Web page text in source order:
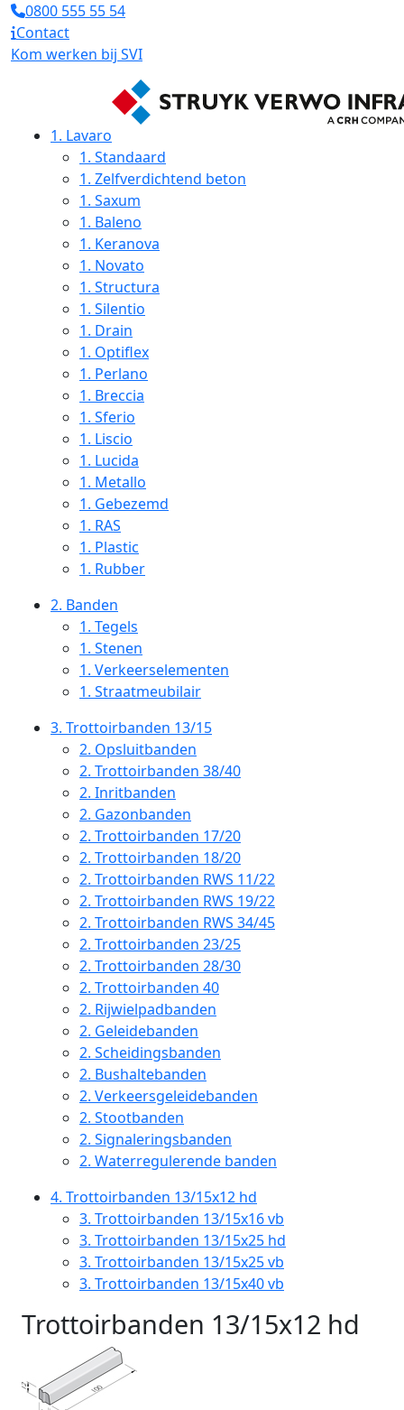
0800 555 55 54
Contact
Kom werken bij SVI
1. Lavaro
1. Standaard
1. Zelfverdichtend beton
1. Saxum
1. Baleno
1. Keranova
1. Novato
1. Structura
1. Silentio
1. Drain
1. Optiflex
1. Perlano
1. Breccia
1. Sferio
1. Liscio
1. Lucida
1. Metallo
1. Gebezemd
1. RAS
1. Plastic
1. Rubber
2. Banden
1. Tegels
1. Stenen
1. Verkeerselementen
1. Straatmeubilair
3. Trottoirbanden 13/15
2. Opsluitbanden
2. Trottoirbanden 38/40
2. Inritbanden
2. Gazonbanden
2. Trottoirbanden 17/20
2. Trottoirbanden 18/20
2. Trottoirbanden RWS 11/22
2. Trottoirbanden RWS 19/22
2. Trottoirbanden RWS 34/45
2. Trottoirbanden 23/25
2. Trottoirbanden 28/30
2. Trottoirbanden 40
2. Rijwielpadbanden
2. Geleidebanden
2. Scheidingsbanden
2. Bushaltebanden
2. Verkeersgeleidebanden
2. Stootbanden
2. Signaleringsbanden
2. Waterregulerende banden
4. Trottoirbanden 13/15x12 hd
3. Trottoirbanden 13/15x16 vb
3. Trottoirbanden 13/15x25 hd
3. Trottoirbanden 13/15x25 vb
3. Trottoirbanden 13/15x40 vb
Trottoirbanden 13/15x12 hd